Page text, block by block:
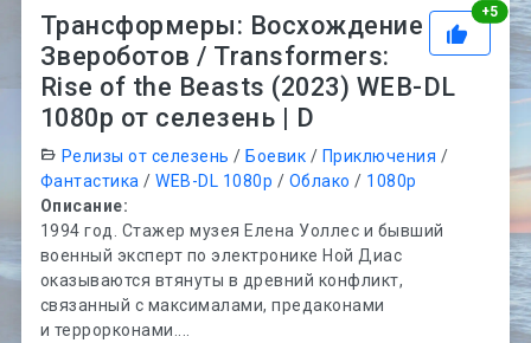
+5
Трансформеры: Восхождение
Звероботов / Transformers:
Rise of the Beasts (2023) WEB-DL
1080p от селезень | D
Релизы от селезень / Боевик / Приключения /
Фантастика /WEB-DL 1080p / Облако / 1080p
Описание:
1994 год. Стажер музея Елена Уоллес и бывший
военный эксперт по электронике Ной Диас
оказываются втянуты в древний конфликт,
связанный с максималами, предаконами
и террорконами....